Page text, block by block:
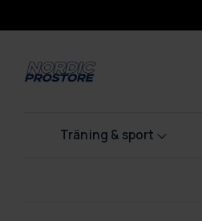
Träning & sport